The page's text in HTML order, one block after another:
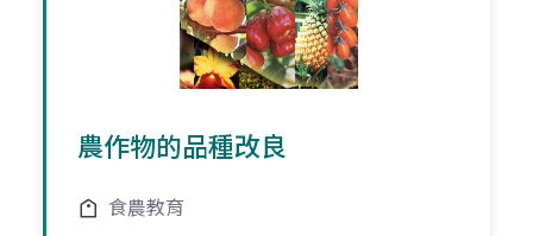
農作物的品種改良
食農教育